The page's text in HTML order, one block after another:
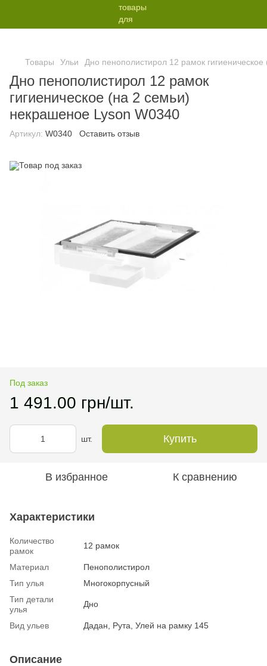
Товары Ульи Дно пенополистирол 12 рамок
Дно пенополистирол 12 рамок
гигиеническое (на 2 семьи)
некрашеное Lyson W0340
Артикул: W0340 Оставить отзыв
Под заказ
1 491.00 грн/шт.
шт. Купить
В избранное К сравнению
Характеристики
Количество
рамок
12 рамок
Материал
Пенополистирол
Тип улья
Многокорпусный
Тип детали
улья
Дно
Вид ульев Дадан, Рута, Улей на рамку 145
Описание